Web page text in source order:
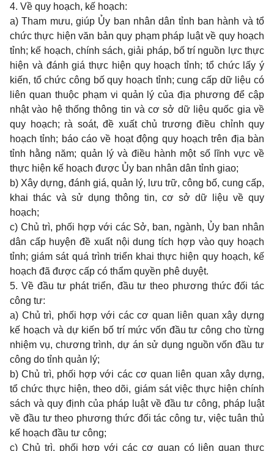
4. Về quy hoạch, kế hoạch:
a) Tham mưu, giúp Ủy ban nhân dân tỉnh ban hành và tổ
chức thực hiện văn bản quy phạm pháp luật về quy hoạch
tỉnh; kế hoạch, chính sách, giải pháp, bố trí nguồn lực thực
hiện và đánh giá thực hiện quy hoạch tỉnh; tổ chức lấy ý
kiến, tổ chức công bố quy hoạch tỉnh; cung cấp dữ liệu có
liên quan thuộc phạm vi quản lý của địa phương để cập
nhật vào hệ thống thông tin và cơ sở dữ liệu quốc gia về
quy hoạch; rà soát, đề xuất chủ trương điều chỉnh quy
hoạch tỉnh; báo cáo về hoạt động quy hoạch trên địa bàn
tỉnh hằng năm; quản lý và điều hành một số lĩnh vực về
thực hiện kế hoạch được Ủy ban nhân dân tỉnh giao;
b) Xây dựng, đánh giá, quản lý, lưu trữ, công bố, cung cấp,
khai thác và sử dụng thông tin, cơ sở dữ liệu về quy
hoạch;
c) Chủ trì, phối hợp với các Sở, ban, ngành, Ủy ban nhân
dân cấp huyện đề xuất nội dung tích hợp vào quy hoạch
tỉnh; giám sát quá trình triển khai thực hiện quy hoạch, kế
hoạch đã được cấp có thẩm quyền phê duyệt.
5. Về đầu tư phát triển, đầu tư theo phương thức đối tác
công tư:
a) Chủ trì, phối hợp với các cơ quan liên quan xây dựng
kế hoạch và dự kiến bố trí mức vốn đầu tư công cho từng
nhiệm vụ, chương trình, dự án sử dụng nguồn vốn đầu tư
công do tỉnh quản lý;
b) Chủ trì, phối hợp với các cơ quan liên quan xây dựng,
tổ chức thực hiện, theo dõi, giám sát việc thực hiện chính
sách và quy định của pháp luật về đầu tư công, pháp luật
về đầu tư theo phương thức đối tác công tư, việc tuân thủ
kế hoạch đầu tư công;
c) Chủ trì, phối hợp với các cơ quan có liên quan thực